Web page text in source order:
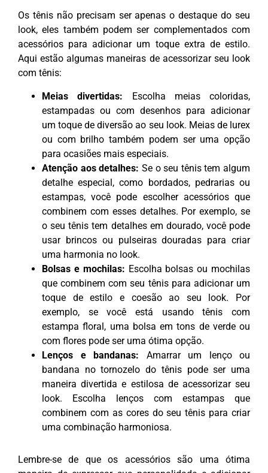
Os tênis não precisam ser apenas o destaque do seu
look, eles também podem ser complementados com
acessórios para adicionar um toque extra de estilo.
Aqui estão algumas maneiras de acessorizar seu look
com tênis:
Meias divertidas: Escolha meias coloridas,
estampadas ou com desenhos para adicionar
um toque de diversão ao seu look. Meias de lurex
ou com brilho também podem ser uma opção
para ocasiões mais especiais.
Atenção aos detalhes: Se o seu tênis tem algum
detalhe especial, como bordados, pedrarias ou
estampas, você pode escolher acessórios que
combinem com esses detalhes. Por exemplo, se
o seu tênis tem detalhes em dourado, você pode
usar brincos ou pulseiras douradas para criar
uma harmonia no look.
Bolsas e mochilas: Escolha bolsas ou mochilas
que combinem com seu tênis para adicionar um
toque de estilo e coesão ao seu look. Por
exemplo, se você está usando tênis com
estampa floral, uma bolsa em tons de verde ou
com flores pode ser uma ótima opção.
Lenços e bandanas: Amarrar um lenço ou
bandana no tornozelo do tênis pode ser uma
maneira divertida e estilosa de acessorizar seu
look. Escolha lenços com estampas que
combinem com as cores do seu tênis para criar
uma combinação harmoniosa.
Lembre-se de que os acessórios são uma ótima